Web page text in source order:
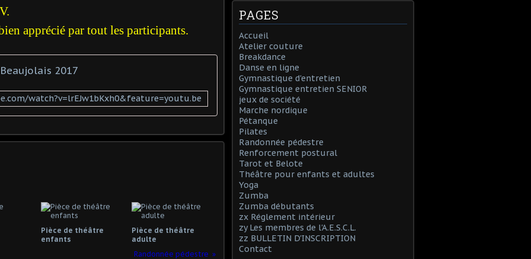
apprécié par tout les participants.
2017
watch?v=lrEJw1bKxh0&feature=youtu.be
Pièce de théâtre
enfants
Pièce de théâtre
adulte
Randonnée pédestre
PAGES
Accueil
Atelier couture
Breakdance
Danse en ligne
Gymnastique d'entretien
Gymnastique entretien SENIOR
jeux de société
Marche nordique
Pétanque
Pilates
Randonnée pédestre
Renforcement postural
Tarot et Belote
Théâtre pour enfants et adultes
Yoga
Zumba
Zumba débutants
zx Réglement intérieur
zy Les membres de l'A.E.S.C.L.
zz BULLETIN D'INSCRIPTION
Contact